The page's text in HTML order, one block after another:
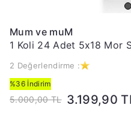
Mum ve muM
1 Koli 24 Adet 5x18 Mor
2 Değerlendirme :
%36 İndirim
5.000,00 TL 3.199,90